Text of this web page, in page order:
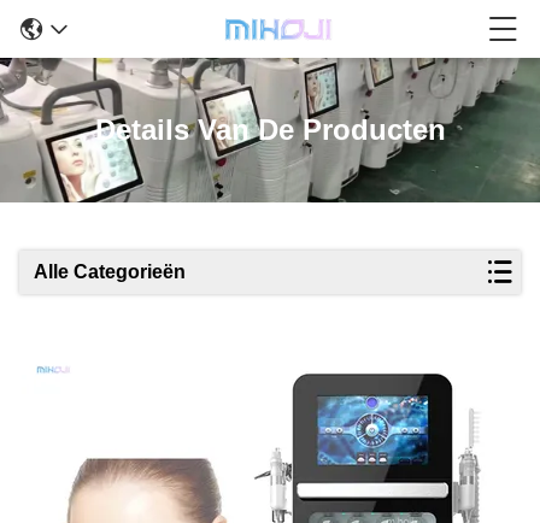
Details Van De Producten
Alle Categorieën